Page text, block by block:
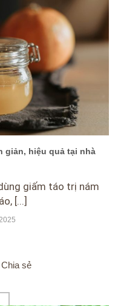
giản, hiệu quả tại nhà
giấm táo trị nám
[...]
Chia sẻ